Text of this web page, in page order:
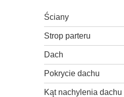
Ściany
Strop parteru
Dach
Pokrycie dachu
Kąt nachylenia dachu